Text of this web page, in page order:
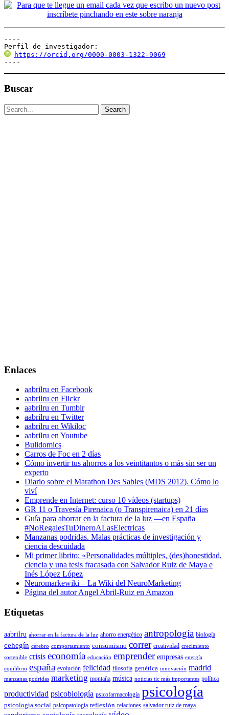
----
Perfil de investigador:
https://orcid.org/0000-0003-1322-9069
----
Buscar
Enlaces
aabrilru en Facebook
aabrilru en Flickr
aabrilru en Tumblr
aabrilru en Twitter
aabrilru en Wikiloc
aabrilru en Youtube
Bulidomics
Carros de Foc en 2 días
Cómo invertir tus ahorros a los veintitantos o más sin ser un
experto
Diario sobre el Marathon Des Sables (MDS 2012). Cómo lo
viví
Emprende en Internet: curso 10 vídeos (startups)
GR 11 o Travesía Pirenaica (o Transpirenaica) en 21 días
Guía para ahorrar en la factura de la luz —en España
#NoRegalesTuDineroALasElectricas
Manzanas podridas. Malas prácticas de investigación y
ciencia descuidada
Mi primer librito: «Personalidades múltiples, (des)honestidad,
ciencia y una tesis fracasada con Salvador Ruiz de Maya e
Inés López López
Neuromarkewiki – La Wiki del NeuroMarketing
Página del autor Angel Abril-Ruiz en Amazon
Etiquetas
aabrilru ahorrar en la factura de la luz ahorro energético antropología biología
cehegín cerebro comportamiento consumismo correr creatividad crecimiento
sostenible crisis economía educación emprender empresas energía
equilibrio españa evolución felicidad filosofía genética innovación madrid
manzanas podridas marketing montaña música noticias tic más importantes política
productividad psicobiología psicofarmacología psicología
psicología social psicopatología reflexión relaciones salvador ruiz de maya